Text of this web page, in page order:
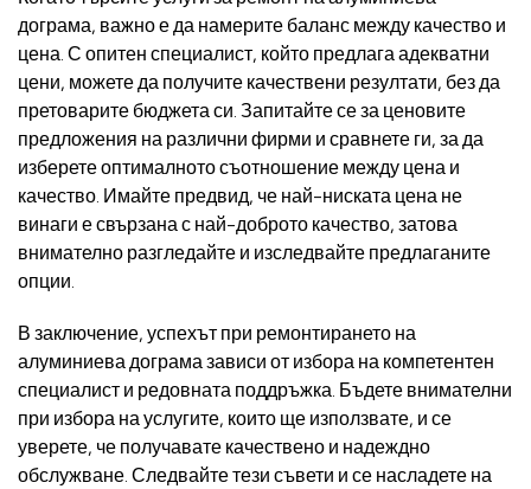
дограма, важно е да намерите баланс между качество и
цена. С опитен специалист, който предлага адекватни
цени, можете да получите качествени резултати, без да
претоварите бюджета си. Запитайте се за ценовите
предложения на различни фирми и сравнете ги, за да
изберете оптималното съотношение между цена и
качество. Имайте предвид, че най-ниската цена не
винаги е свързана с най-доброто качество, затова
внимателно разгледайте и изследвайте предлаганите
опции.
В заключение, успехът при ремонтирането на
алуминиева дограма зависи от избора на компетентен
специалист и редовната поддръжка. Бъдете внимателни
при избора на услугите, които ще използвате, и се
уверете, че получавате качествено и надеждно
обслужване. Следвайте тези съвети и се насладете на